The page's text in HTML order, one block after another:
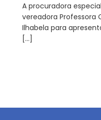
A procuradora
vereadora Professora
Ilhabela para
[…]